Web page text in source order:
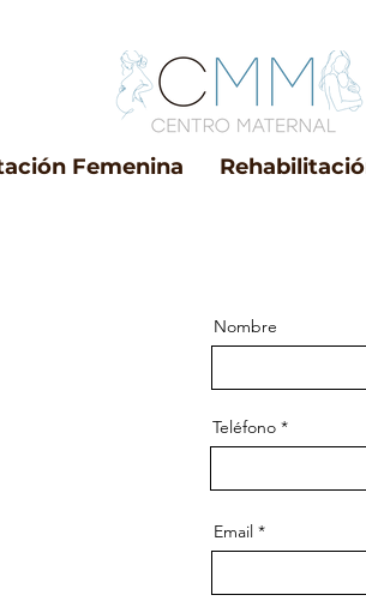
Femenina
Nombre
Teléfono
Email